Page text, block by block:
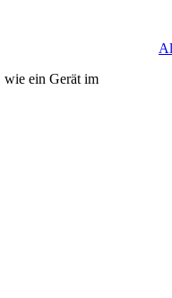
wie ein Gerät im